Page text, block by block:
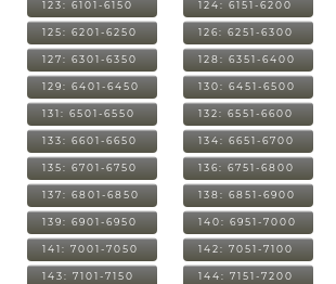
123: 6101-6150 124: 6151-6200
125: 6201-6250 126: 6251-6300
127: 6301-6350 128: 6351-6400
129: 6401-6450 130: 6451-6500
131: 6501-6550 132: 6551-6600
133: 6601-6650 134: 6651-6700
135: 6701-6750 136: 6751-6800
137: 6801-6850 138: 6851-6900
139: 6901-6950 140: 6951-7000
141: 7001-7050 142: 7051-7100
143: 7101-7150 144: 7151-7200